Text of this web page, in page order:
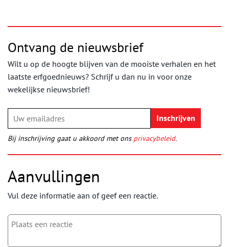
Ontvang de nieuwsbrief
Wilt u op de hoogte blijven van de mooiste verhalen en het
laatste erfgoednieuws? Schrijf u dan nu in voor onze
wekelijkse nieuwsbrief!
Bij inschrijving gaat u akkoord met ons privacybeleid.
Aanvullingen
Vul deze informatie aan of geef een reactie.